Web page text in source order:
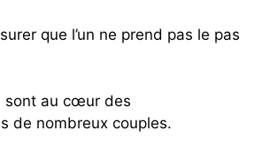
que l’un ne prend pas le pas
sont au cœur des
de nombreux couples.